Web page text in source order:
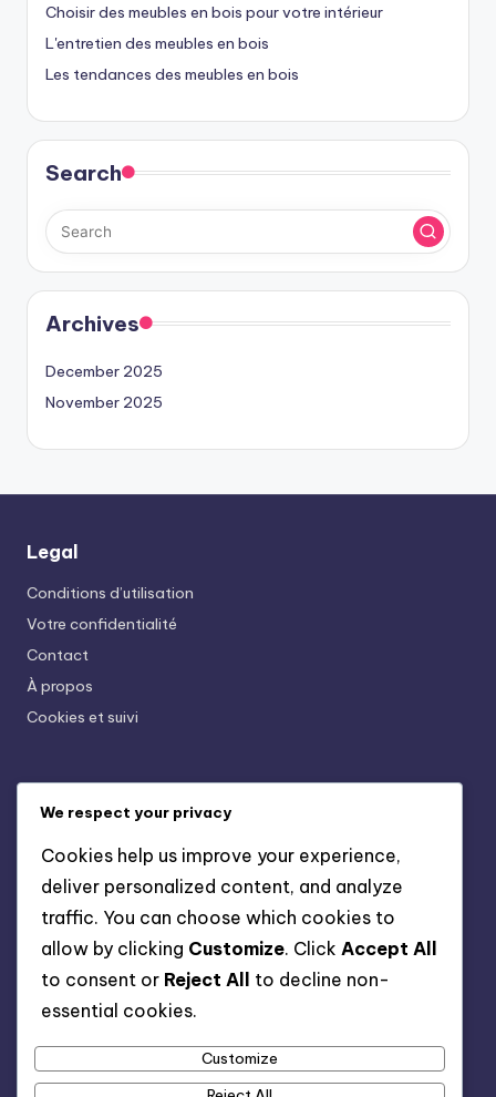
Choisir des meubles en bois pour votre intérieur
L'entretien des meubles en bois
Les tendances des meubles en bois
Search
Archives
December 2025
November 2025
Legal
Conditions d’utilisation
Votre confidentialité
Contact
À propos
Cookies et suivi
Armoires En Bois De Pin: Légères, Économiques,
Pratiques
Meubles De Jardin En Bois: Traitement, Protection,
Durabilité
Chaises En Bois Scandinaves: Simplicité, Confort,
Esthétique
Bibliothèques En Bois Design: Originalité, Style,
Fonctionnalité
We respect your privacy
Cookies help us improve your experience,
deliver personalized content, and analyze
traffic. You can choose which cookies to
allow by clicking Customize. Click Accept All
to consent or Reject All
to decline non-
essential cookies.
Customize